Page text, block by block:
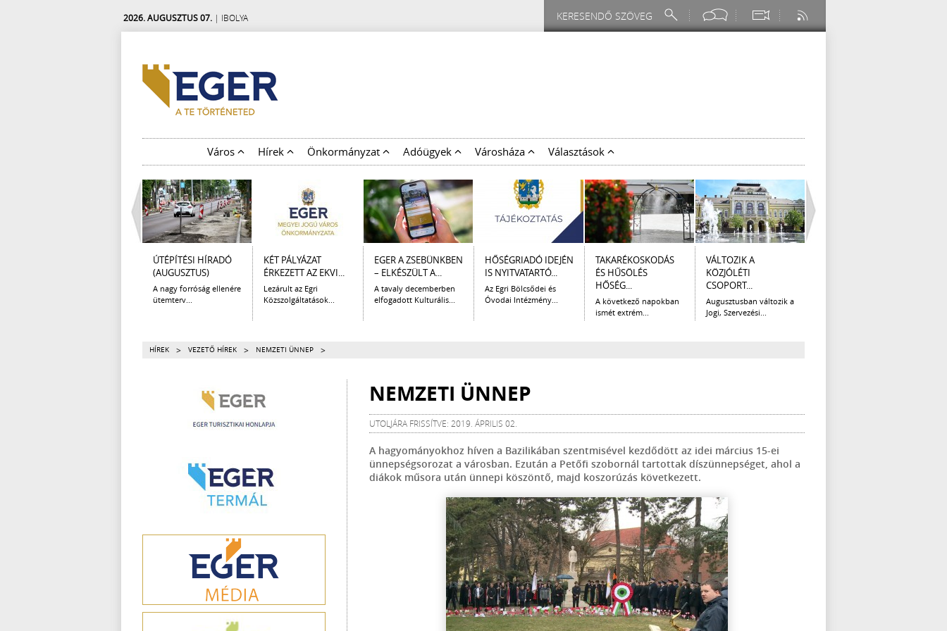
2026. AUGUSZTUS 07. | IBOLYA
Város Hírek Önkormányzat Adóügyek Városháza Választások
ÚTÉPÍTÉSI HÍRADÓ
(AUGUSZTUS)
A nagy forróság ellenére
ütemterv...
KÉT PÁLYÁZAT
ÉRKEZETT AZ EKVI...
Lezárult az Egri
Közszolgáltatások...
EGER A ZSEBÜNKBEN
– ELKÉSZÜLT A...
A tavaly decemberben
elfogadott Kulturális...
HŐSÉGRIADÓ IDEJÉN
IS NYITVATARTÓ...
Az Egri Bölcsődei és
Óvodai Intézmény...
TAKARÉKOSKODÁS
ÉS HŰSÖLÉS
HŐSÉG...
A következő napokban
ismét extrém...
VÁLTOZIK A
KÖZJÓLÉTI
CSOPORT...
Augusztusban változik a
Jogi, Szervezési...
HÍREK > VEZETŐ HÍREK > NEMZETI ÜNNEP >
NEMZETI ÜNNEP
UTOLJÁRA FRISSÍTVE: 2019. ÁPRILIS 02.
A hagyományokhoz híven a Bazilikában szentmisével kezdődött az idei március 15-ei
ünnepségsorozat a városban. Ezután a Petőfi szobornál tartottak díszünnepséget, ahol a
diákok műsora után ünnepi köszöntő, majd koszorúzás következett.